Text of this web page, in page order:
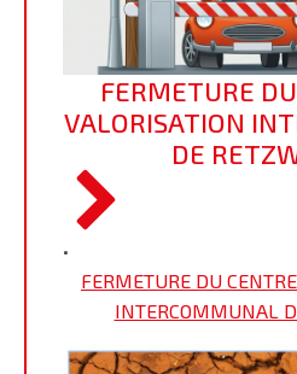
FERMETURE
VALORISATION
DE
•
FERMETURE DU
INTERCOMMUNAL